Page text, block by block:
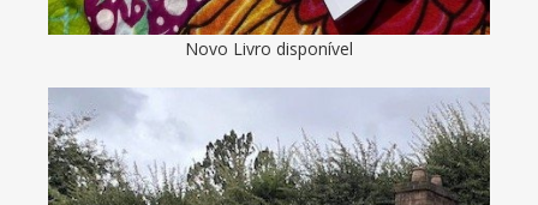
Novo Livro disponível